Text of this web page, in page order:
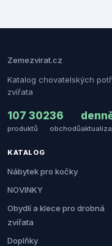
Zemezvirat.cz
Katalog chovatelských
zvířata
107 302
produktů
36
obchodů
KATALOG
Nábytek pro kočky
NOVINKY
Obydlí a klece pro drobná
zvířata
Doplňky